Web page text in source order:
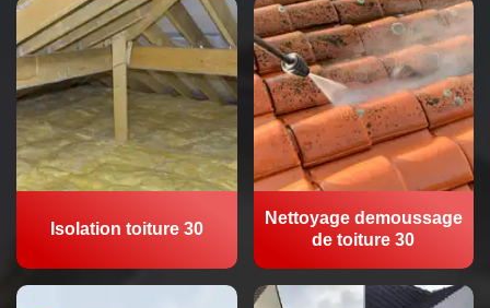
Isolation toiture 30
Nettoyage demoussage
de toiture 30